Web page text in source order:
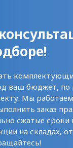
ваш бюджет,
Мы
заказ
сжатые
на складах,